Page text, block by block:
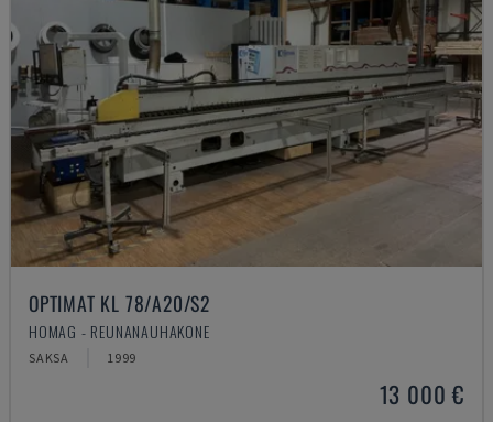
OPTIMAT KL 78/A20/S2
HOMAG - REUNANAUHAKONE
SAKSA 1999
13 000 €